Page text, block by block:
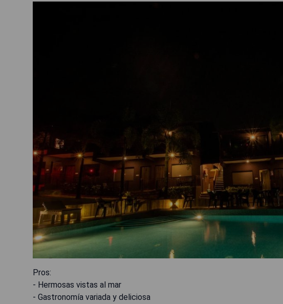
Pros:
- Hermosas vistas al mar
- Gastronomía variada y deliciosa